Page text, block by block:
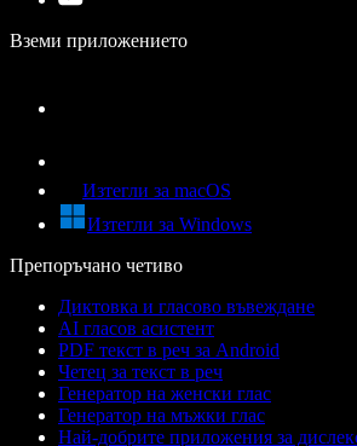
Вземи приложението
Изтегли за macOS
Изтегли за Windows
Препоръчано четиво
Диктовка и гласово въвеждане
AI гласов асистент
PDF текст в реч за Android
Четец за текст в реч
Генератор на женски глас
Генератор на мъжки глас
Най-добрите приложения за